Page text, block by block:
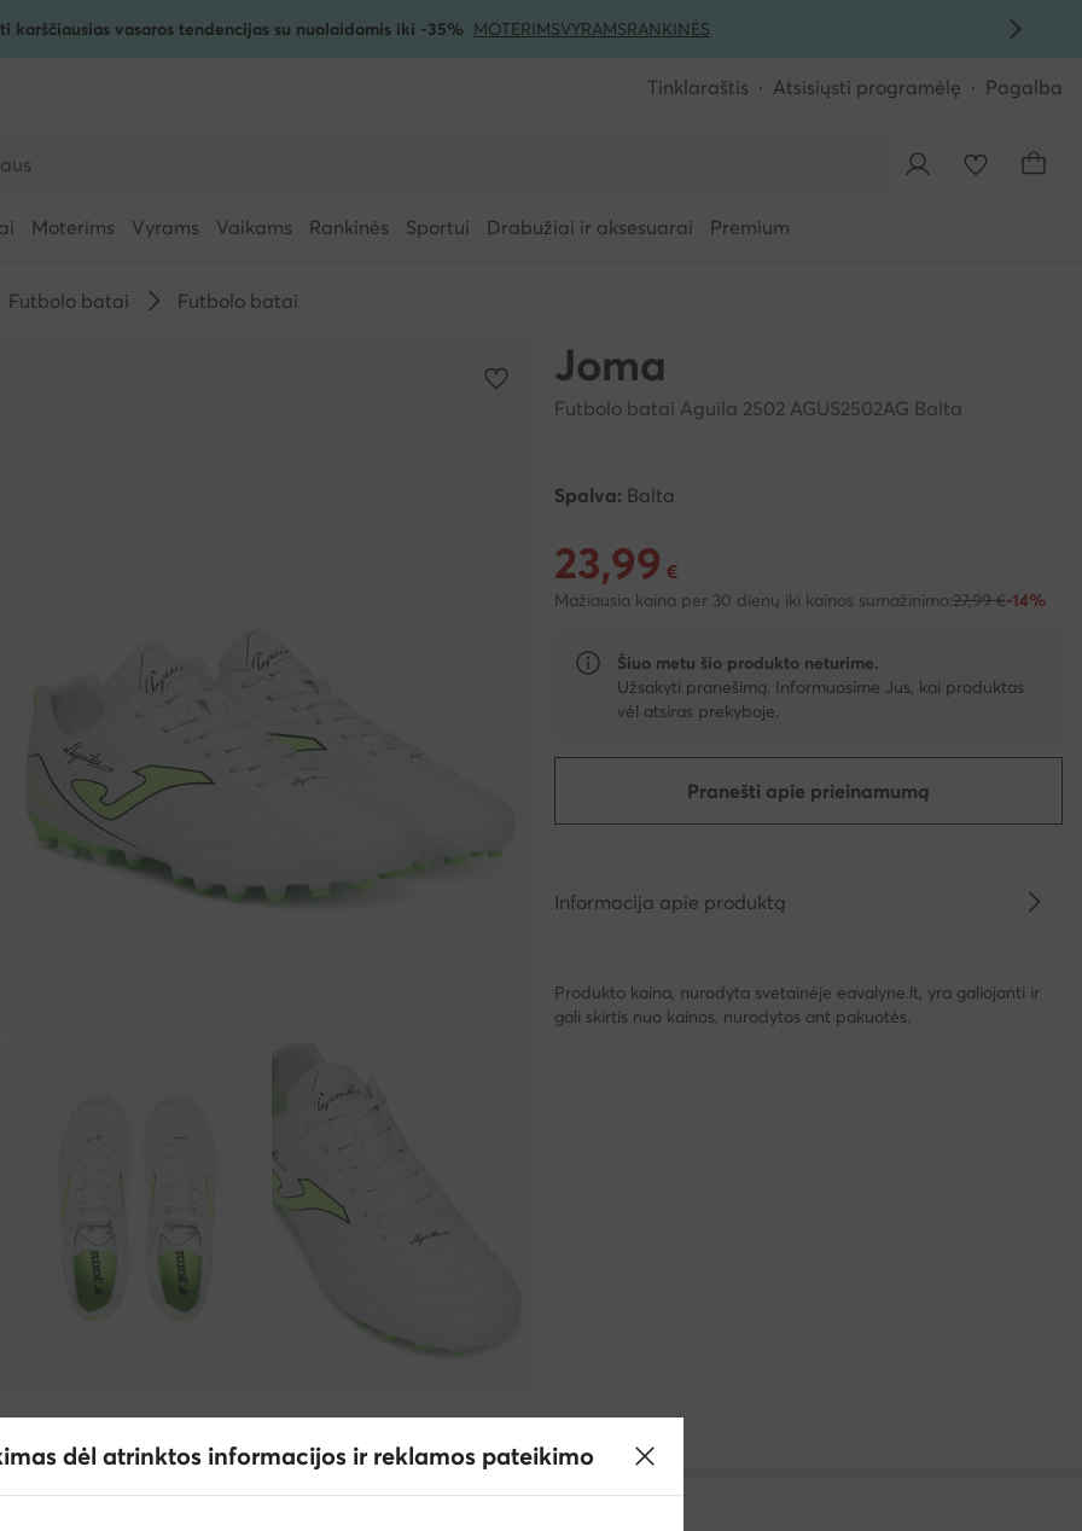
karščiausias vasaros tendencijas su nuolaidomis iki -35% MOTERIMSVYRAMSRANKINĖS
Tinklaraštis Atsisiųsti programėlę Pagalba
Moterims Vyrams Vaikams Rankinės Sportui Drabužiai ir aksesuarai Premium
Futbolo batai Futbolo batai
Joma
Futbolo batai Aguila 2502 AGUS2502AG Balta
Spalva: Balta
Dabartinė kaina 23,99 €
23,99 €
Mažiausia kaina per 30 dienų iki kainos sumažinimo:27,99 €-14%
Šiuo metu šio produkto neturime.
Užsakyti pranešimą. Informuosime Jus, kai produktas
vėl atsiras prekyboje.
Pranešti apie prieinamumą
Informacija apie produktą
Produkto kaina, nurodyta svetainėje eavalyne.lt, yra galiojanti ir
gali skirtis nuo kainos, nurodytos ant pakuotės.
dėl atrinktos informacijos ir reklamos pateikimo